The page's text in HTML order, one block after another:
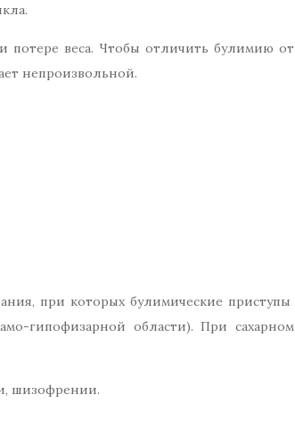
веса. Чтобы отличить булимию от
непроизвольной.
при которых булимические приступы
гипофизарной области). При сахарном
шизофрении.